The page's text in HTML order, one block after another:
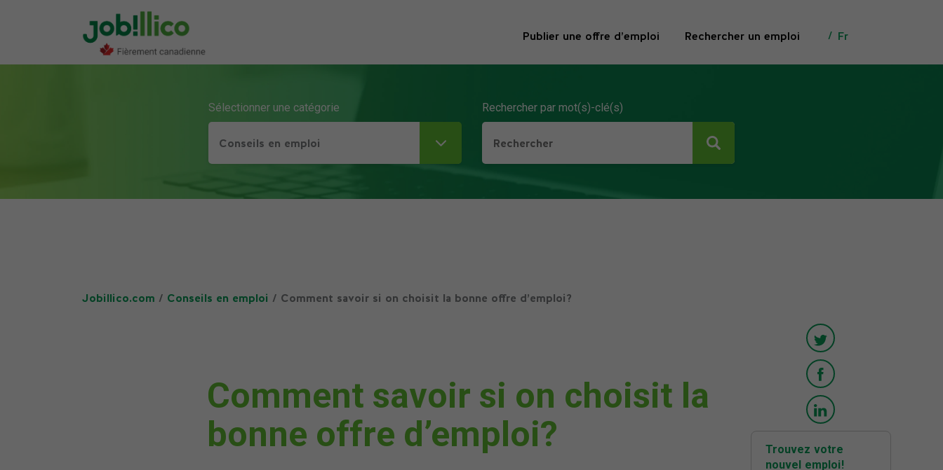
Publier une offre d’emploi Rechercher un emploi Fr
Sélectionner une catégorie
Conseils en emploi
Rechercher par mot(s)-clé(s)
Jobillico.com / Conseils en emploi / Comment savoir si on choisit la bonne offre d’emploi?
Comment savoir si on choisit la
bonne offre d’emploi?
Trouvez votre
nouvel emploi!